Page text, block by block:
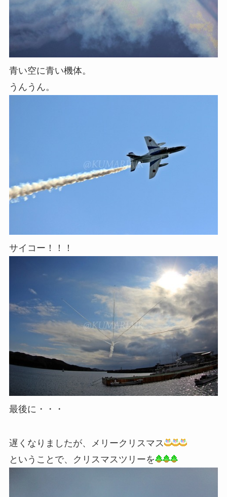
青い空に青い機体。
うんうん。
サイコー！！！
最後に・・・
遅くなりましたが、メリークリスマス
ということで、クリスマスツリーを